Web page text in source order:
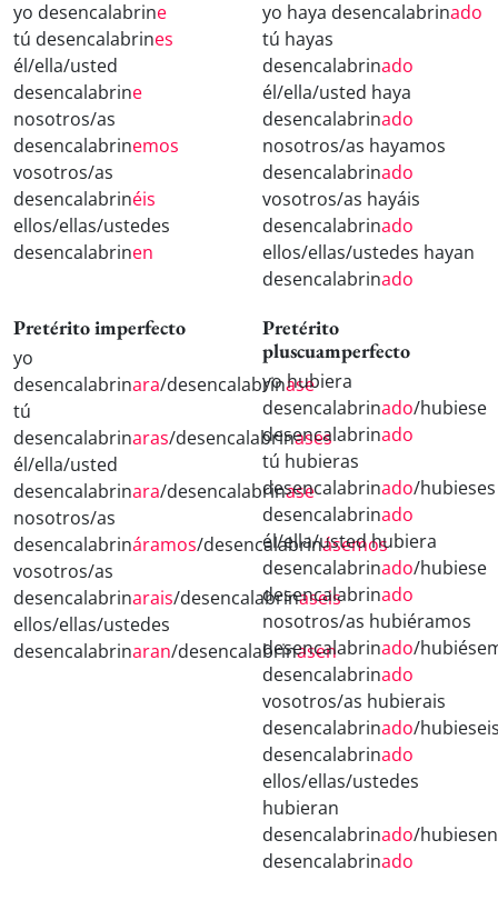
yo desencalabrine
tú desencalabrines
él/ella/usted
desencalabrine
nosotros/as
desencalabrinemos
vosotros/as
desencalabrinéis
ellos/ellas/ustedes
desencalabrinen
yo haya desencalabrinado
tú hayas
desencalabrinado
él/ella/usted haya
desencalabrinado
nosotros/as hayamos
desencalabrinado
vosotros/as hayáis
desencalabrinado
ellos/ellas/ustedes hayan
desencalabrinado
Pretérito imperfecto
yo
desencalabrinara/desencalabrinase
tú
desencalabrinaras/desencalabrinases
él/ella/usted
desencalabrinara/desencalabrinase
nosotros/as
desencalabrináramos/desencalabrinásemos
vosotros/as
desencalabrinarais/desencalabrinaseis
ellos/ellas/ustedes
desencalabrinaran/desencalabrinasen
Pretérito
pluscuamperfecto
yo hubiera
desencalabrinado/hubiese
desencalabrinado
tú hubieras
desencalabrinado/hubieses
desencalabrinado
él/ella/usted hubiera
desencalabrinado/hubiese
desencalabrinado
nosotros/as hubiéramos
desencalabrinado/
desencalabrinado
vosotros/as hubierais
desencalabrinado/
desencalabrinado
ellos/ellas/ustedes
hubieran
desencalabrinado/hubiesen
desencalabrinado